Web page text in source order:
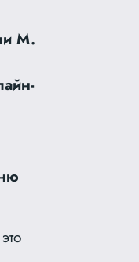
М.